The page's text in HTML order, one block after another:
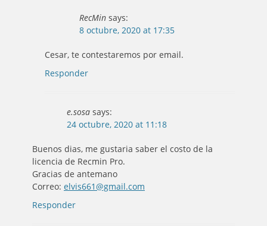
RecMin says:
8 octubre, 2020 at 17:35
Cesar, te contestaremos por email.
Responder
e.sosa says:
24 octubre, 2020 at 11:18
Buenos dias, me gustaria saber el costo de la
licencia de Recmin Pro.
Gracias de antemano
Correo: elvis661@gmail.com
Responder